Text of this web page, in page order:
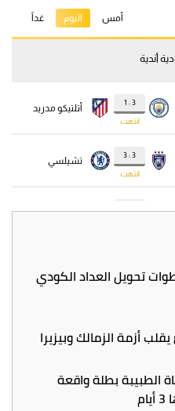
تحويل العداد الكودي
أزمة الزمالك وبيزيرا
الطبيبة بطلة واقعة